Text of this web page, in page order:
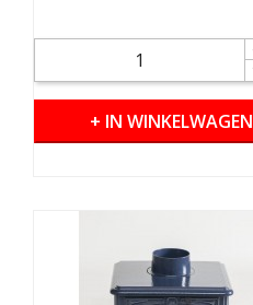
+ IN WINKELWAGEN